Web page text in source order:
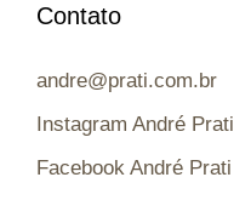
Contato
andre@prati.com.br
Instagram André Prati
Facebook André Prati